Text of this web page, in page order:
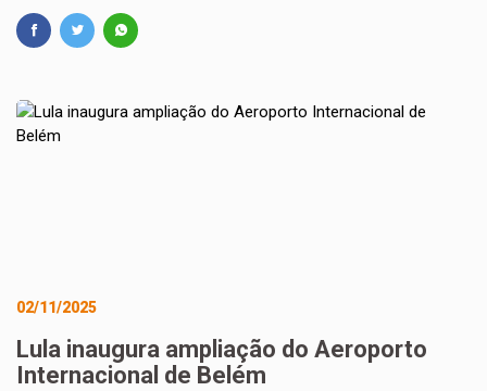
02/11/2025
Lula inaugura ampliação do Aeroporto
Internacional de Belém